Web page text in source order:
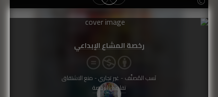
رخصة المشاع الإبداعي
نَسب المُصنَّف - غير تجاري - منع الاشتقاق
تفاصيل الرخصة